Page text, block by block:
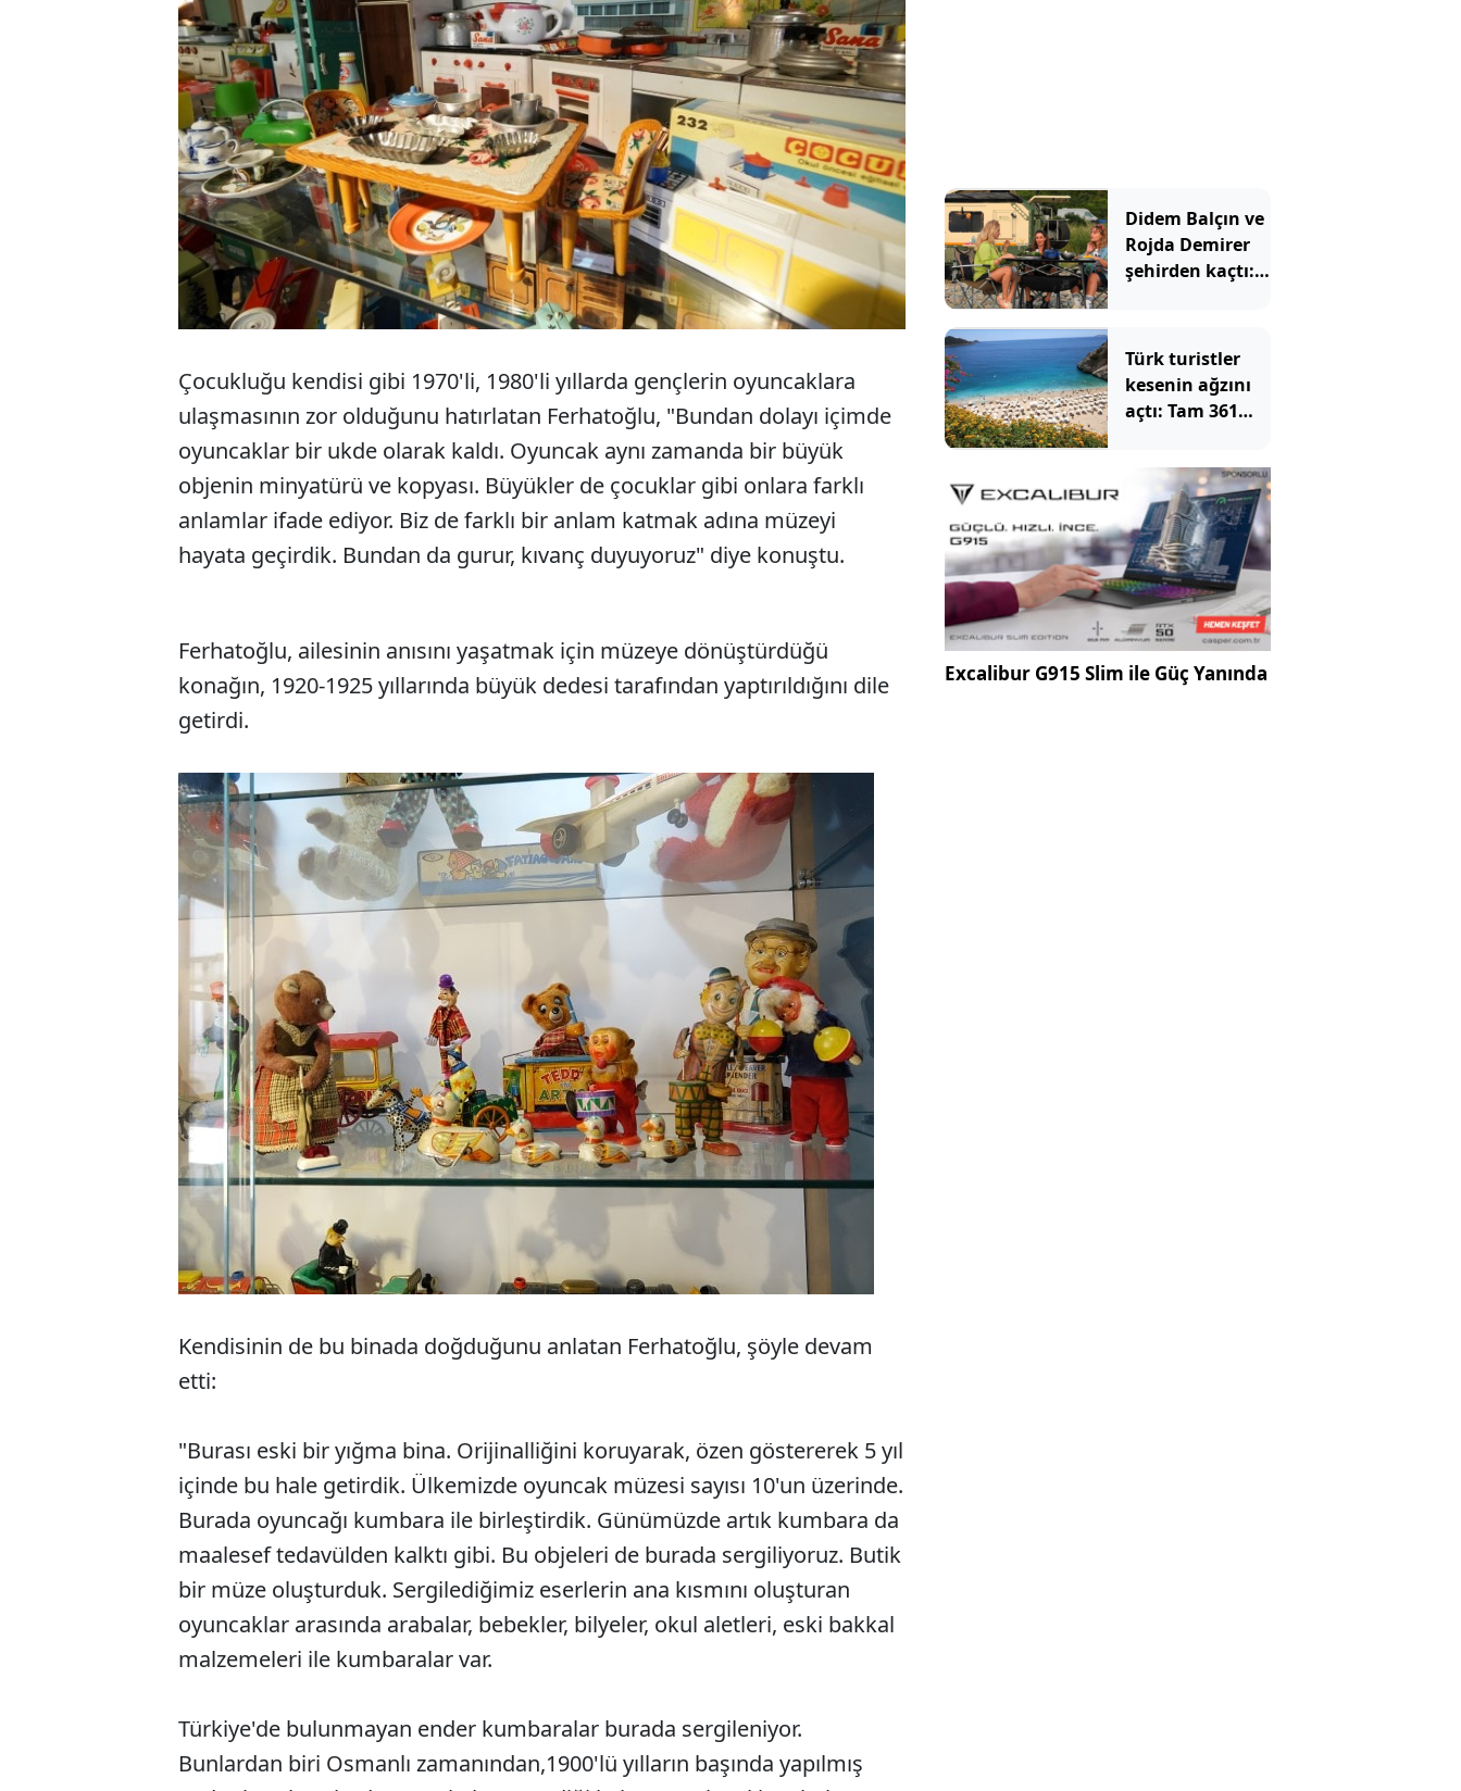
Çocukluğu kendisi gibi 1970'li, 1980'li yıllarda gençlerin oyuncaklara
ulaşmasının zor olduğunu hatırlatan Ferhatoğlu, "Bundan dolayı içimde
oyuncaklar bir ukde olarak kaldı. Oyuncak aynı zamanda bir büyük
objenin minyatürü ve kopyası. Büyükler de çocuklar gibi onlara farklı
anlamlar ifade ediyor. Biz de farklı bir anlam katmak adına müzeyi
hayata geçirdik. Bundan da gurur, kıvanç duyuyoruz" diye konuştu.
Ferhatoğlu, ailesinin anısını yaşatmak için müzeye dönüştürdüğü
konağın, 1920-1925 yıllarında büyük dedesi tarafından yaptırıldığını dile
getirdi.
Kendisinin de bu binada doğduğunu anlatan Ferhatoğlu, şöyle devam
etti:
"Burası eski bir yığma bina. Orijinalliğini koruyarak, özen göstererek 5 yıl
içinde bu hale getirdik. Ülkemizde oyuncak müzesi sayısı 10'un üzerinde.
Burada oyuncağı kumbara ile birleştirdik. Günümüzde artık kumbara da
maalesef tedavülden kalktı gibi. Bu objeleri de burada sergiliyoruz. Butik
bir müze oluşturduk. Sergilediğimiz eserlerin ana kısmını oluşturan
oyuncaklar arasında arabalar, bebekler, bilyeler, okul aletleri, eski bakkal
malzemeleri ile kumbaralar var.
Türkiye'de bulunmayan ender kumbaralar burada sergileniyor.
Bunlardan biri Osmanlı zamanından,1900'lü yılların başında yapılmış
Didem Balçın ve
Rojda Demirer
şehirden kaçtı:
karavanda kız
kıza kamp yaptı
Türk turistler
kesenin ağzını
açtı: Tam 361
dolar
Excalibur G915 Slim ile Güç Yanında